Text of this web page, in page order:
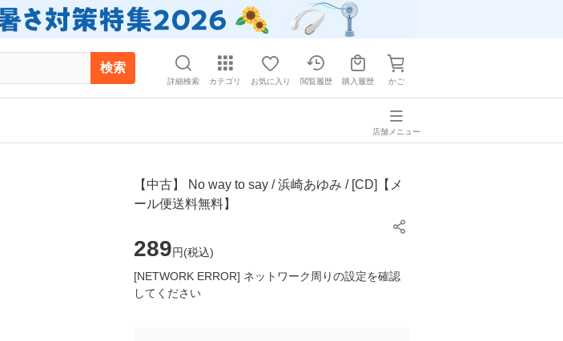
検索
詳細検索 カテゴリ お気に入り 閲覧履歴 購入履歴 かご
店舗メニュー
【中古】 No way to say / 浜崎あゆみ / [CD]【メ
ール便送料無料】
289円(税込)
[NETWORK ERROR] ネットワーク周りの設定を確認
してください